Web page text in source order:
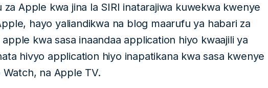
Apple kwa jina la SIRI inatarajiwa kuwekwa kwenye
hayo yaliandikwa na blog maarufu ya habari za
kwa sasa inaandaa application hiyo kwaajili ya
hivyo application hiyo inapatikana kwa sasa kwenye
na Apple TV.